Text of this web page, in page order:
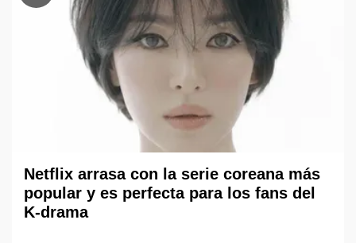
Netflix arrasa con la serie coreana más
popular y es perfecta para los fans del
K-drama